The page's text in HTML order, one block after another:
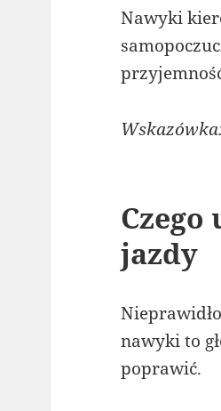
Nawyki
jazdy
nawyki to
poprawić.